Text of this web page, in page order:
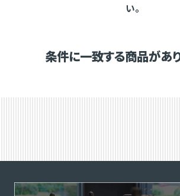
い。
条件に一致する商品があり